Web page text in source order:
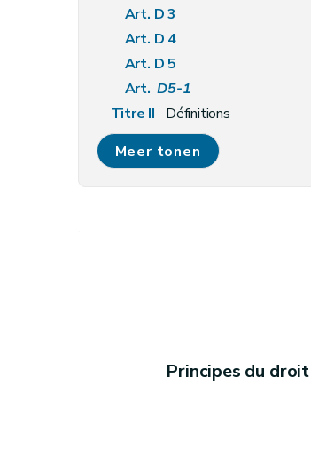
Art. D 3
Art. D 4
Art. D 5
Art.D5-1
Titre II
Définitions
Art. D 6
Partie II Instance consultative
Art. D11
Information
Meer tonen
.
Principes du